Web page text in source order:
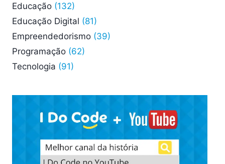
Educação (132)
Educação Digital (81)
Empreendedorismo (39)
Programação (62)
Tecnologia (91)